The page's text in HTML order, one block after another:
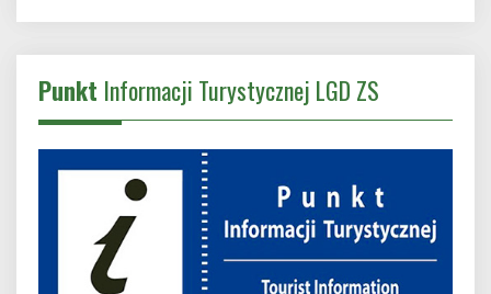
Punkt Informacji Turystycznej LGD ZS